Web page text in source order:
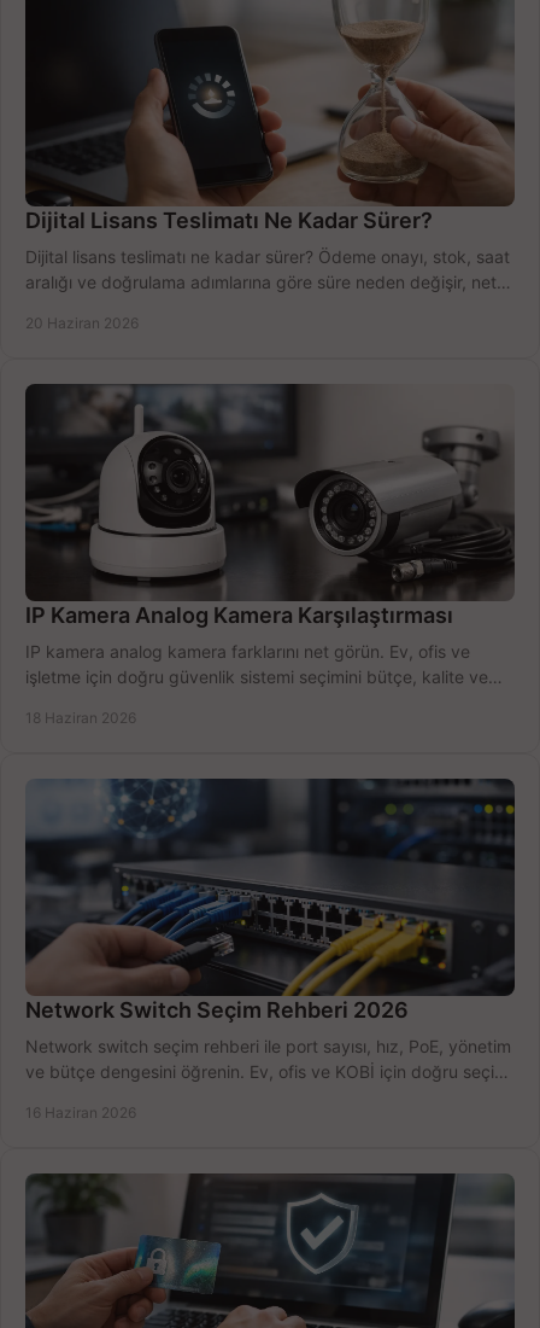
Dijital Lisans Teslimatı Ne Kadar Sürer?
Dijital lisans teslimatı ne kadar sürer? Ödeme onayı, stok, saat
aralığı ve doğrulama adımlarına göre süre neden değişir, net
20 Haziran 2026
IP Kamera Analog Kamera Karşılaştırması
IP kamera analog kamera farklarını net görün. Ev, ofis ve
işletme için doğru güvenlik sistemi seçimini bütçe, kalite ve
18 Haziran 2026
Network Switch Seçim Rehberi 2026
Network switch seçim rehberi ile port sayısı, hız, PoE, yönetim
ve bütçe dengesini öğrenin. Ev, ofis ve KOBİ için doğru seçimi
16 Haziran 2026